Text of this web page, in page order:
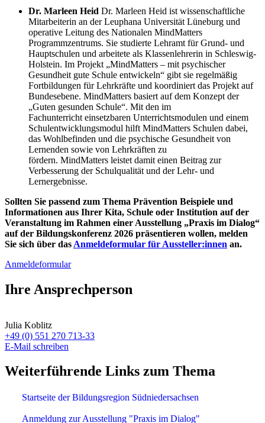
Dr. Marleen Heid Dr. Marleen Heid ist wissenschaftliche
Mitarbeiterin an der Leuphana Universität Lüneburg und
operative Leitung des Nationalen MindMatters
Programmzentrums. Sie studierte Lehramt für Grund- und
Hauptschulen und arbeitete als Klassenlehrerin in Schleswig-
Holstein. Im Projekt „MindMatters – mit psychischer
Gesundheit gute Schule entwickeln“ gibt sie regelmäßig
Fortbildungen für Lehrkräfte und koordiniert das Projekt auf
Bundesebene. MindMatters basiert auf dem Konzept der
„Guten gesunden Schule“. Mit den im
Fachunterricht einsetzbaren Unterrichtsmodulen und einem
Schulentwicklungsmodul hilft MindMatters Schulen dabei,
das Wohlbefinden und die psychische Gesundheit von
Lernenden sowie von Lehrkräften zu
fördern. MindMatters leistet damit einen Beitrag zur
Verbesserung der Schulqualität und der Lehr- und
Lernergebnisse.
Sollten Sie passend zum Thema Prävention Beispiele und
Informationen aus Ihrer Kita, Schule oder Institution auf der
Veranstaltung im Rahmen einer Ausstellung „Praxis im Dialog“
auf der Bildungskonferenz 2026 präsentieren wollen, melden
Sie sich über das Anmeldeformular für Aussteller:innen an.
Anmeldeformular
Ihre Ansprechperson
Julia Koblitz
+49 (0) 551 270 713-33
E-Mail schreiben
Weiterführende Links zum Thema
Startseite der Bildungsregion Südniedersachsen
Anmeldung zur Ausstellung "Praxis im Dialog"